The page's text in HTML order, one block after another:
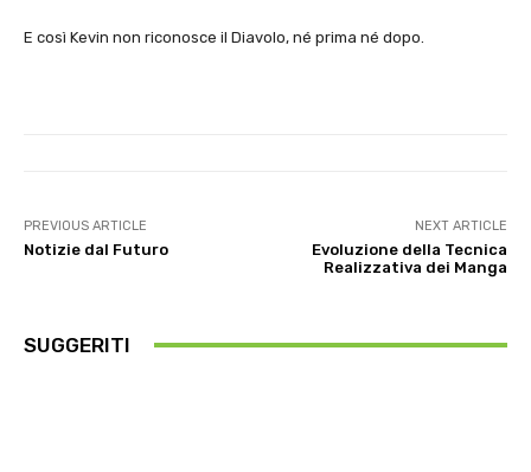
E così Kevin non riconosce il Diavolo, né prima né dopo.
PREVIOUS ARTICLE
Notizie dal Futuro
NEXT ARTICLE
Evoluzione della Tecnica
Realizzativa dei Manga
SUGGERITI